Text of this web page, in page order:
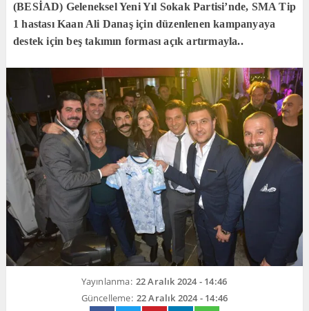
(BESİAD) Geleneksel Yeni Yıl Sokak Partisi’nde, SMA Tip
1 hastası Kaan Ali Danaş için düzenlenen kampanyaya
destek için beş takımın forması açık artırmayla..
Yayınlanma: 22 Aralık 2024 - 14:46
Güncelleme: 22 Aralık 2024 - 14:46